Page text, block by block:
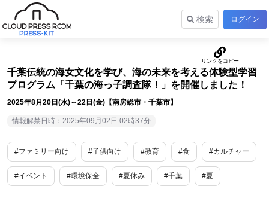
検索 ログイン
千葉伝統の海女文化を学び、海の未来を考える体験型学習
プログラム「千葉の海っ子調査隊！」を開催しました！
2025年8月20日(水)～22日(金)【南房総市・千葉市】
情報解禁日時：2025年09月02日 02時37分
#ファミリー向け #子供向け #教育 #食 #カルチャー
#イベント #環境保全 #夏休み #千葉 #夏